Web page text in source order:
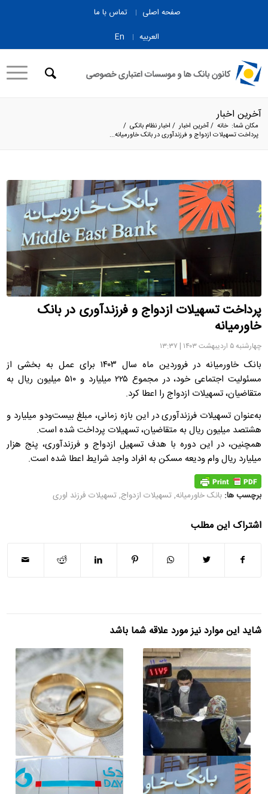
صفحه اصلی
تماس با ما
العربیه
En
آخرین اخبار
مکان شما: خانه /آخرین اخبار / اخبار نظام بانکی /
پرداخت تسهیلات ازدواج و فرزندآوری در بانک خاورمیانه...
پرداخت تسهیلات ازدواج و فرزندآوری در بانک
خاورمیانه
چهارشنبه ۵ اردیبهشت ۱۴۰۳ | ۱۳:۳۷
بانک خاورمیانه در فروردین ماه سال ۱۴۰۳ برای عمل به بخشی از
مسئولیت اجتماعی خود، در مجموع ۲۲۵ میلیارد و ۵۱۰ میلیون ریال به
متقاضیان، تسهیلات ازدواج را اعطا کرد.
به‌عنوان تسهیلات فرزندآوری در این بازه زمانی، مبلغ بیست‌ودو میلیارد و
هشتصد میلیون ریال به متقاضیان، تسهیلات پرداخت شده است.
همچنین، در این دوره با هدف تسهیل ازدواج و فرزندآوری، پنج هزار
میلیارد ریال وام ودیعه مسکن به افراد واجد شرایط اعطا شده است.
برچسب ها: بانک خاورمیانه,تسهیلات ازدواج,تسهیلات فرزند اوری
اشتراک این مطلب
شاید این موارد نیز مورد علاقه شما باشد